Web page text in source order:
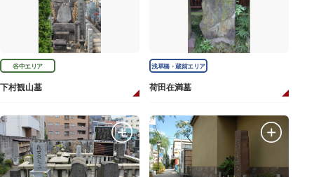
谷中エリア
下村観山墓
浅草橋・蔵前エリア
荷田在満墓